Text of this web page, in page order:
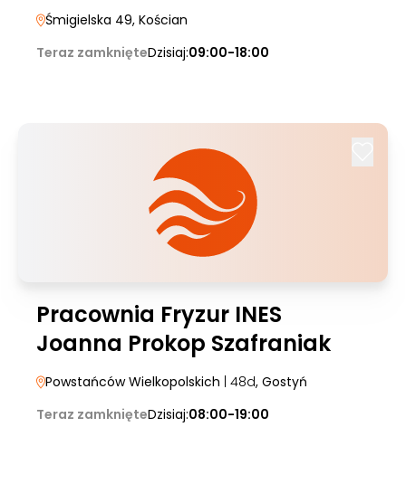
Śmigielska 49, Kościan
Teraz zamknięteDzisiaj:09:00-18:00
Pracownia Fryzur INES
Joanna Prokop Szafraniak
Powstańców Wielkopolskich | 48d, Gostyń
Teraz zamknięteDzisiaj:08:00-19:00